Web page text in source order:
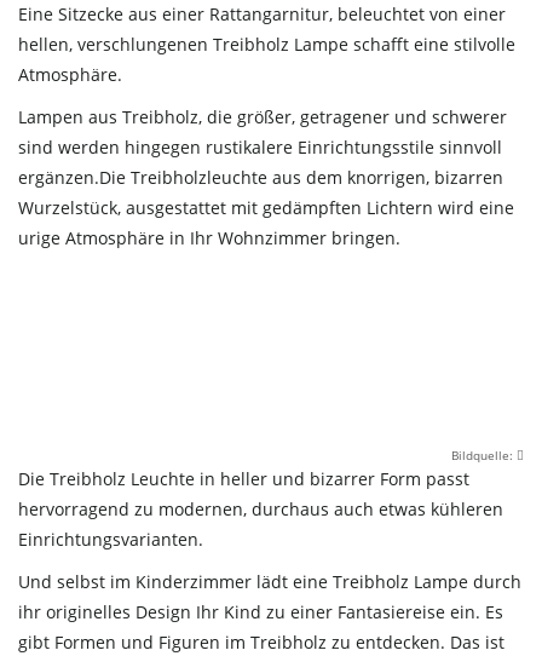
Eine Sitzecke aus einer Rattangarnitur, beleuchtet von einer
hellen, verschlungenen Treibholz Lampe schafft eine stilvolle
Atmosphäre.
Lampen aus Treibholz, die größer, getragener und schwerer
sind werden hingegen rustikalere Einrichtungsstile sinnvoll
ergänzen.Die Treibholzleuchte aus dem knorrigen, bizarren
Wurzelstück, ausgestattet mit gedämpften Lichtern wird eine
urige Atmosphäre in Ihr Wohnzimmer bringen.
Bildquelle:
Die Treibholz Leuchte in heller und bizarrer Form passt
hervorragend zu modernen, durchaus auch etwas kühleren
Einrichtungsvarianten.
Und selbst im Kinderzimmer lädt eine Treibholz Lampe durch
ihr originelles Design Ihr Kind zu einer Fantasiereise ein. Es
gibt Formen und Figuren im Treibholz zu entdecken. Das ist